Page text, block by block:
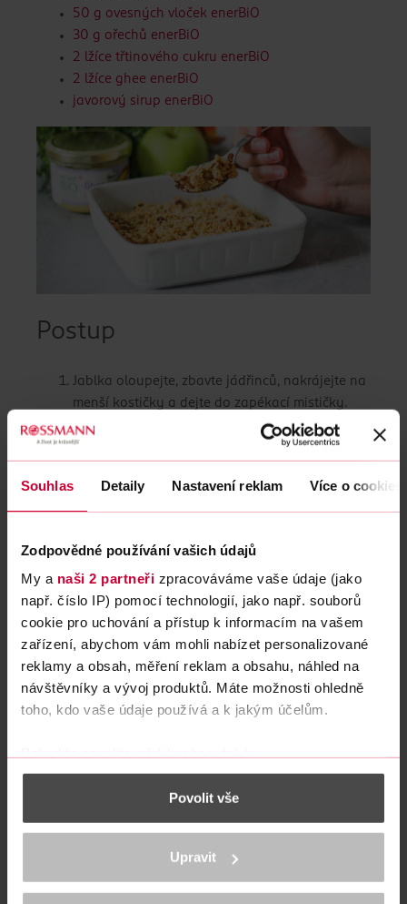
Souhlas Detaily Nastavení reklam Více o cookies
Zodpovědné používání vašich údajů
My a naši 2 partneři zpracováváme vaše údaje (jako
např. číslo IP) pomocí technologií, jako např. souborů
cookie pro uchování a přístup k informacím na vašem
zařízení, abychom vám mohli nabízet personalizované
reklamy a obsah, měření reklam a obsahu, náhled na
návštěvníky a vývoj produktů. Máte možnosti ohledně
toho, kdo vaše údaje používá a k jakým účelům.
Shromažďovali informace o vaší geografické
poloze, které mohou být přesné na několik metrů
Identifikovali vaše zařízení pomocí aktivního
Zjistěte více o tom, jak zpracováváme vaše osobní
údaje, a nastavte si předvolby včásti s podrobnostmi.
Povolit vše
Upravit
50 g ovesných vloček enerBiO
30 g ořechů enerBiO
2 lžíce třtinového cukru enerBiO
2 lžíce ghee enerBiO
javorový sirup enerBiO
Postup
Jablka oloupejte, zbavte jádřinců, nakrájejte na
menší kostičky a dejte do zapékací mističky.
Nyní přidejte vanilkový cukr a rostlinné mléko a
promíchejte společně s jablky.
třtinový cukr, nasekané ořechy a ghee máslo.
Vytvořenou drobenkou posypejte jablka a dejte
minut.
TIP: Crumble chutná nejlépe ještě teplý politý
javorovým sirupem enerBio.
Sdílet na Facebooku
Další články z kategorie Recepty